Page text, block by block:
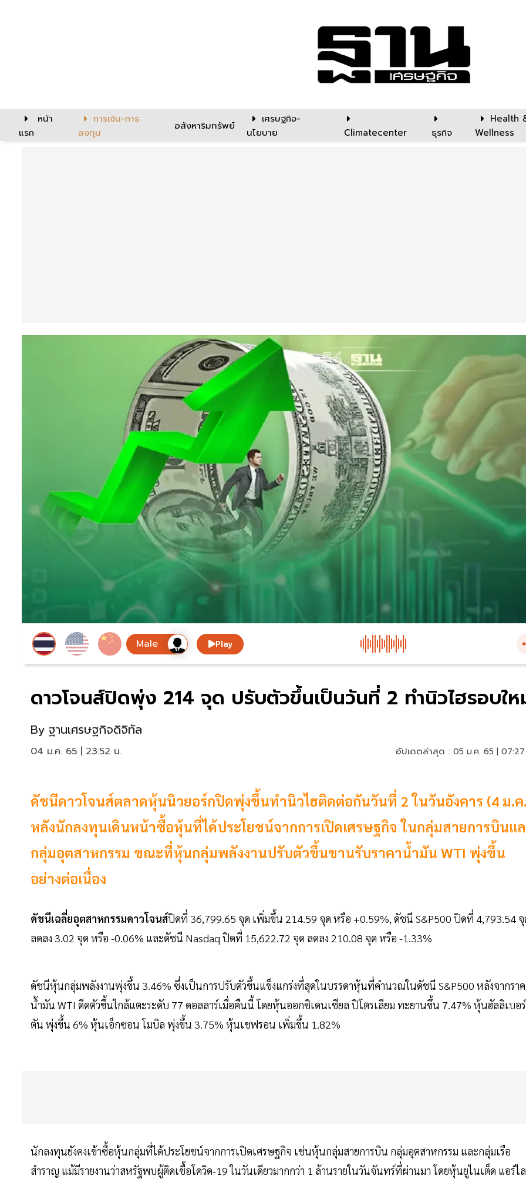
หน้า
แรก
การเงิน-การ
ลงทุน
อสังหาริมทรัพย์
เศรษฐกิจ-
นโยบาย
Climatecenter ธุรกิจ
Health
Wellness
Play
ดาวโจนส์ปิดพุ่ง 214 จุด ปรับตัวขึ้นเป็นวันที่ 2 ทำนิวไฮรอบใ
By ฐานเศรษฐกิจดิจิทัล
04 ม.ค. 65 | 23:52 น. อัปเดตล่าสุด : 05 ม.ค. 65 |
ดัชนีดาวโจนส์ตลาดหุ้นนิวยอร์กปิดพุ่งขึ้นทำนิวไฮติดต่อกันวันที่ 2 ในวันอังคาร (4 ม.
หลังนักลงทุนเดินหน้าซื้อหุ้นที่ได้ประโยชน์จากการเปิดเศรษฐกิจ ในกลุ่มสายการบินแ
กลุ่มอุตสาหกรรม ขณะที่หุ้นกลุ่มพลังงานปรับตัวขึ้นขานรับราคาน้ำมัน WTI พุ่งขึ้น
อย่างต่อเนื่อง
ดัชนีเฉลี่ยอุตสาหกรรมดาวโจนส์ปิดที่ 36,799.65 จุด เพิ่มขึ้น 214.59 จุด หรือ +0.59%, ดัชนี S&P500 ปิดที่ 4,793.54
ลดลง 3.02 จุด หรือ -0.06% และดัชนี Nasdaq ปิดที่ 15,622.72 จุด ลดลง 210.08 จุด หรือ -1.33%
ดัชนีหุ้นกลุ่มพลังงานพุ่งขึ้น 3.46% ซึ่งเป็นการปรับตัวขึ้นแข็งแกร่งที่สุดในบรรดาหุ้นที่คำนวณในดัชนี S&P500 หลังจากรา
น้ำมัน WTI ดีดตัวขึ้นใกล้แตะระดับ 77 ดอลลาร์เมื่อคืนนี้ โดยหุ้นออกซิเดนเชียล ปิโตรเลียม ทะยานขึ้น 7.47% หุ้นฮัลลิเบอร์
ตัน พุ่งขึ้น 6% หุ้นเอ็กซอน โมบิล พุ่งขึ้น 3.75% หุ้นเชฟรอน เพิ่มขึ้น 1.82%
นักลงทุนยังคงเข้าซื้อหุ้นกลุ่มที่ได้ประโยชน์จากการเปิดเศรษฐกิจ เช่นหุ้นกลุ่มสายการบิน กลุ่มอุตสาหกรรม และกลุ่มเรือ
สำราญ แม้มีรายงานว่าสหรัฐพบผู้ติดเชื้อโควิด-19 ในวันเดียวมากกว่า 1 ล้านรายในวันจันทร์ที่ผ่านมา โดยหุ้นยูไนเต็ด แอร์ไ